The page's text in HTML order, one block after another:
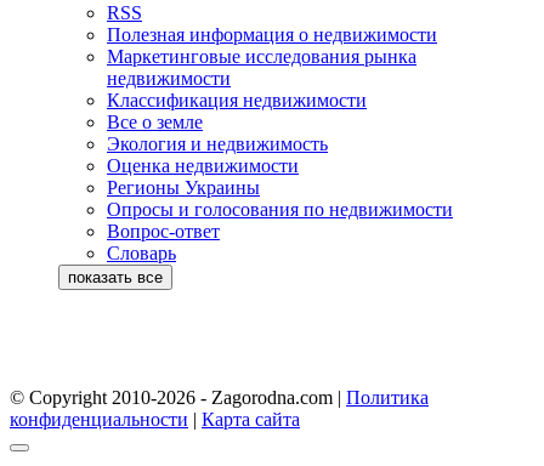
RSS
Полезная информация о недвижимости
Маркетинговые исследования рынка
недвижимости
Классификация недвижимости
Все о земле
Экология и недвижимость
Оценка недвижимости
Регионы Украины
Опросы и голосования по недвижимости
Вопрос-ответ
Словарь
© Copyright 2010-2026 - Zagorodna.com | Политика
конфиденциальности | Карта сайта